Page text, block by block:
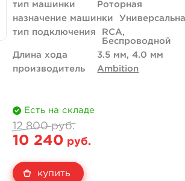
тип машинки
Роторная
назначение машинки
тип подключения
RCA,
Беспроводной
Длина хода
3.5 мм, 4.0 мм
производитель
Ambition
Есть на складе
12 800 руб.
10 240 руб.
купить